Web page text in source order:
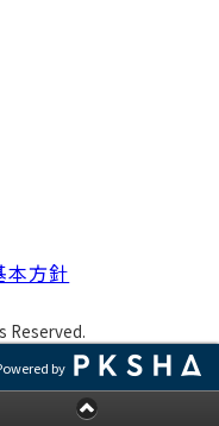
本方針
Reserved.
by